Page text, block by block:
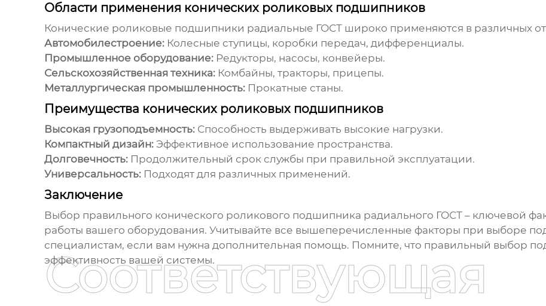
Области применения конических роликовых подшипников
Конические роликовые подшипники радиальные ГОСТшироко применяются в различных
Автомобилестроение:Колесные ступицы, коробки передач, дифференциалы.
Промышленное оборудование:Редукторы, насосы, конвейеры.
Сельскохозяйственная техника:Комбайны, тракторы, прицепы.
Металлургическая промышленность:Прокатные станы.
Преимущества конических роликовых подшипников
Высокая грузоподъемность:Способность выдерживать высокие нагрузки.
Компактный дизайн:Эффективное использование пространства.
Долговечность:Продолжительный срок службы при правильной эксплуатации.
Универсальность:Подходят для различных применений.
Заключение
Выбор правильного конического роликового подшипника радиального ГОСТ– ключевой
работы вашего оборудования. Учитывайте все вышеперечисленные факторы при выборе
специалистам, если вам нужна дополнительная помощь. Помните, что правильный выбор
эффективность вашей системы.
Соответствующая